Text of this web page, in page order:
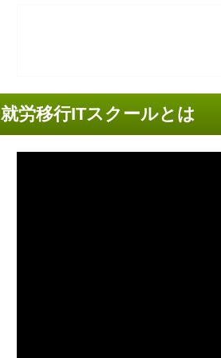
就労移行ITスクールとは